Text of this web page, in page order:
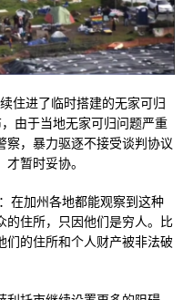
住进了临时搭建的无家可归
由于当地无家可归问题严重
察，暴力驱逐不接受谈判协议
暂时妥协。
在加州各地都能观察到这种
的住所，只因他们是穷人。比
们的住所和个人财产被非法破